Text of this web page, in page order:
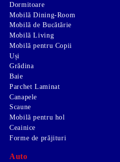
Dormitoare
Mobilă Dining-Room
Mobilă de Bucătărie
Mobilă Living
Mobilă pentru Copii
Uși
Grădina
Baie
Parchet Laminat
Canapele
Scaune
Mobilă pentru hol
Ceainice
Forme de prăjituri
Auto